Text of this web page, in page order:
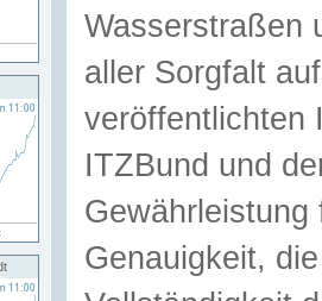
Wasserstraßen
aller Sorgfalt
veröffentlichten
ITZBund und
Genauigkeit,